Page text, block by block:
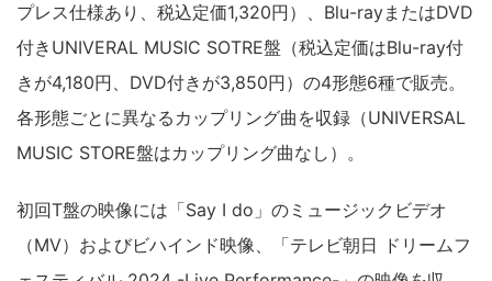
プレス仕様あり、税込定価1,320円）、Blu-rayまたはDVD
付きUNIVERAL MUSIC SOTRE盤（税込定価はBlu-ray付
きが4,180円、DVD付きが3,850円）の4形態6種で販売。
各形態ごとに異なるカップリング曲を収録（UNIVERSAL
MUSIC STORE盤はカップリング曲なし）。
初回T盤の映像には「Say I do」のミュージックビデオ
（MV）およびビハインド映像、「テレビ朝日 ドリームフ